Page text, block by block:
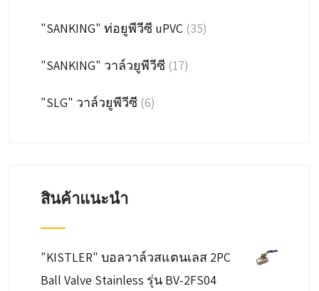
"SANKING" ท่อยูพีวีซี uPVC (35)
"SANKING" วาล์วยูพีวีซี (17)
"SLG" วาล์วยูพีวีซี (6)
สินค้าแนะนำ
"KISTLER" บอลวาล์วสแตนเลส 2PC
Ball Valve Stainless รุ่น BV-2FS04